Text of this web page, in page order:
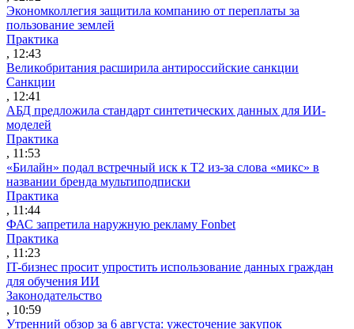
Экономколлегия защитила компанию от переплаты за
пользование землей
Практика
, 12:43
Великобритания расширила антироссийские санкции
Санкции
, 12:41
АБД предложила стандарт синтетических данных для ИИ-
моделей
Практика
, 11:53
«Билайн» подал встречный иск к Т2 из-за слова «микс» в
названии бренда мультиподписки
Практика
, 11:44
ФАС запретила наружную рекламу Fonbet
Практика
, 11:23
IT-бизнес просит упростить использование данных граждан
для обучения ИИ
Законодательство
, 10:59
Утренний обзор за 6 августа: ужесточение закупок